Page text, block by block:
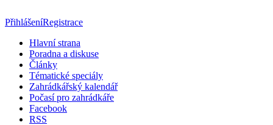
PřihlášeníRegistrace
Hlavní strana
Poradna a diskuse
Články
Tématické speciály
Zahrádkářský kalendář
Počasí pro zahrádkáře
Facebook
RSS